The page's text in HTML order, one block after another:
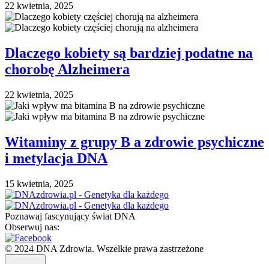
22 kwietnia, 2025
Dlaczego kobiety są bardziej podatne na
chorobę Alzheimera
22 kwietnia, 2025
Witaminy z grupy B a zdrowie psychiczne
i metylacja DNA
15 kwietnia, 2025
Poznawaj fascynujący świat DNA
Obserwuj nas:
© 2024 DNA Zdrowia. Wszelkie prawa zastrzeżone